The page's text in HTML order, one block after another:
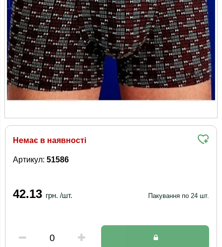
Немає в наявності
Артикул: 51586
42.13 грн. /шт. Пакування по 24 шт.